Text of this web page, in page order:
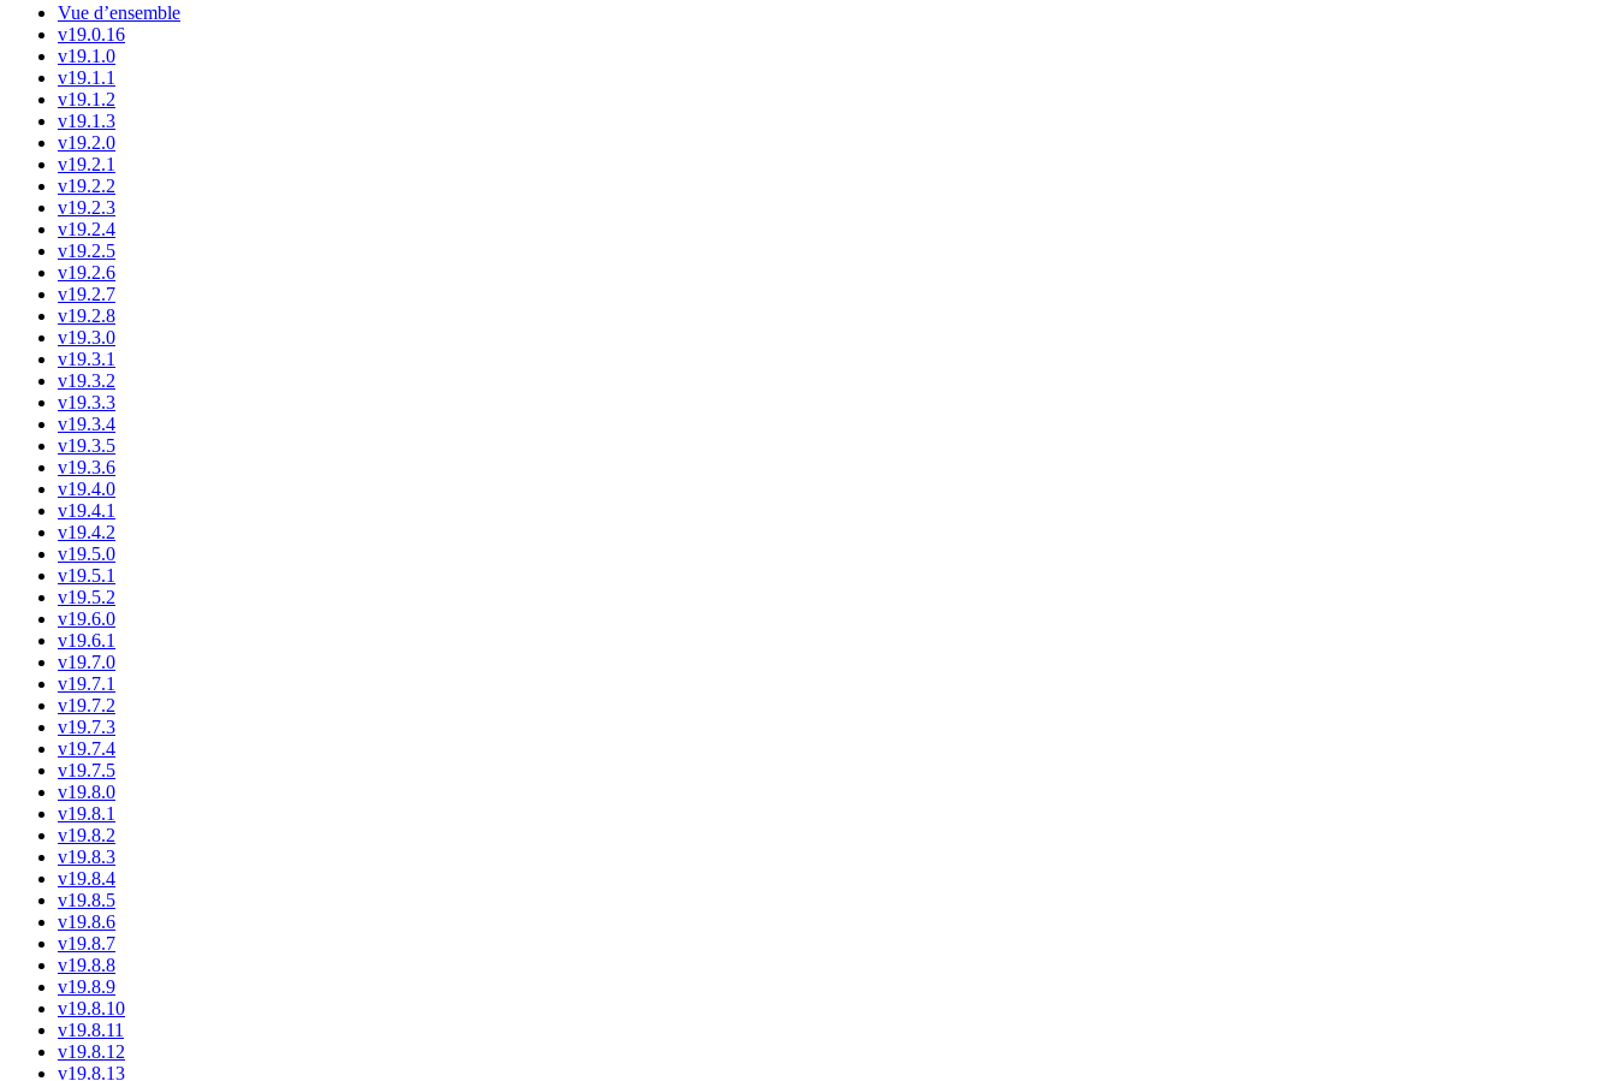
Vue d’ensemble
v19.0.16
v19.1.0
v19.1.1
v19.1.2
v19.1.3
v19.2.0
v19.2.1
v19.2.2
v19.2.3
v19.2.4
v19.2.5
v19.2.6
v19.2.7
v19.2.8
v19.3.0
v19.3.1
v19.3.2
v19.3.3
v19.3.4
v19.3.5
v19.3.6
v19.4.0
v19.4.1
v19.4.2
v19.5.0
v19.5.1
v19.5.2
v19.6.0
v19.6.1
v19.7.0
v19.7.1
v19.7.2
v19.7.3
v19.7.4
v19.7.5
v19.8.0
v19.8.1
v19.8.2
v19.8.3
v19.8.4
v19.8.5
v19.8.6
v19.8.7
v19.8.8
v19.8.9
v19.8.10
v19.8.11
v19.8.12
v19.8.13